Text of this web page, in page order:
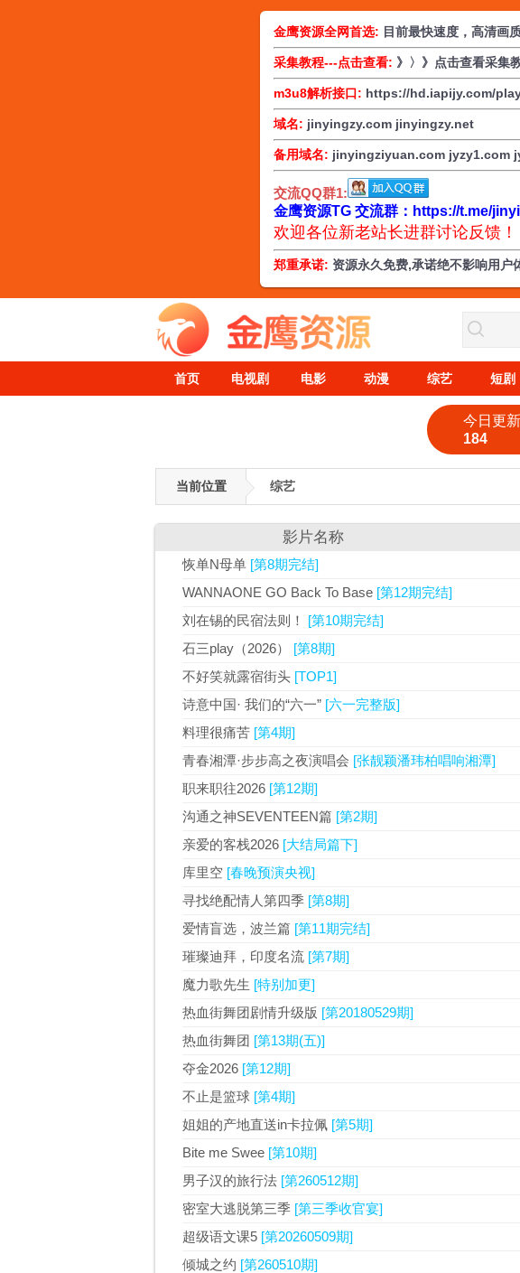
金鹰资源全网首选: 目前最快速度，高清画
采集教程---点击查看: 》〉》点击查看采集
m3u8解析接口: https://hd.iapijy.com/
域名: jinyingzy.com jinyingzy.net
备用域名: jinyingziyuan.com jyzy1.com
交流QQ群1:
金鹰资源TG 交流群：https://t.me/
欢迎各位新老站长进群讨论反馈！
郑重承诺: 资源永久免费,承诺绝不影响用户
首页 电视剧 电影 动漫 综艺 短剧
今日更新
184
当前位置 综艺
影片名称
恢单N母单 [第8期完结]
WANNAONE GO Back To Base [第12期完结]
刘在锡的民宿法则！ [第10期完结]
石三play（2026） [第8期]
不好笑就露宿街头 [TOP1]
诗意中国· 我们的“六一” [六一完整版]
料理很痛苦 [第4期]
青春湘潭·步步高之夜演唱会 [张靓颖潘玮柏唱响湘潭]
职来职往2026 [第12期]
沟通之神SEVENTEEN篇 [第2期]
亲爱的客栈2026 [大结局篇下]
库里空 [春晚预演央视]
寻找绝配情人第四季 [第8期]
爱情盲选，波兰篇 [第11期完结]
璀璨迪拜，印度名流 [第7期]
魔力歌先生 [特别加更]
热血街舞团剧情升级版 [第20180529期]
热血街舞团 [第13期(五)]
夺金2026 [第12期]
不止是篮球 [第4期]
姐姐的产地直送in卡拉佩 [第5期]
Bite me Swee [第10期]
男子汉的旅行法 [第260512期]
密室大逃脱第三季 [第三季收官宴]
超级语文课5 [第20260509期]
倾城之约 [第260510期]